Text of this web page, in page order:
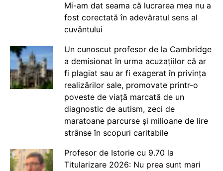
Mi-am dat seama că lucrarea mea nu a
fost corectată în adevăratul sens al
cuvântului
Un cunoscut profesor de la Cambridge
a demisionat în urma acuzațiilor că ar
fi plagiat sau ar fi exagerat în privința
realizărilor sale, promovate printr-o
poveste de viață marcată de un
diagnostic de autism, zeci de
maratoane parcurse și milioane de lire
strânse în scopuri caritabile
Profesor de Istorie cu 9.70 la
Titularizare 2026: Nu prea sunt mari